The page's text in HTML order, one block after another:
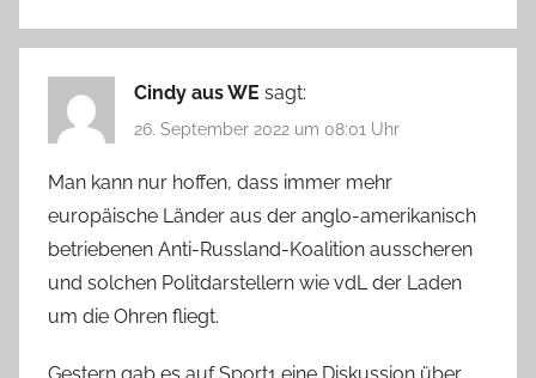
Cindy aus WE sagt:
26. September 2022 um 08:01 Uhr
Man kann nur hoffen, dass immer mehr
europäische Länder aus der anglo-amerikanisch
betriebenen Anti-Russland-Koalition ausscheren
und solchen Politdarstellern wie vdL der Laden
um die Ohren fliegt.